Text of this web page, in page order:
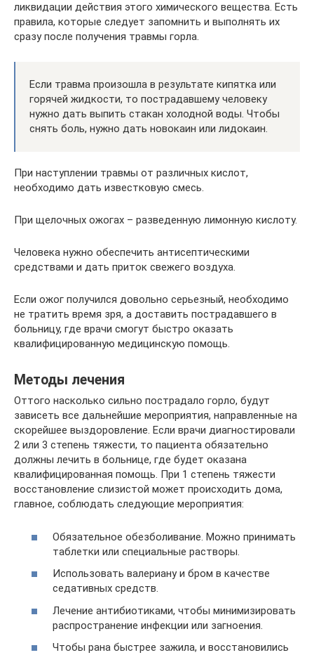
ликвидации действия этого химического вещества. Есть
правила, которые следует запомнить и выполнять их
сразу после получения травмы горла.
Если травма произошла в результате кипятка или
горячей жидкости, то пострадавшему человеку
нужно дать выпить стакан холодной воды. Чтобы
снять боль, нужно дать новокаин или лидокаин.
При наступлении травмы от различных кислот,
необходимо дать известковую смесь.
При щелочных ожогах – разведенную лимонную кислоту.
Человека нужно обеспечить антисептическими
средствами и дать приток свежего воздуха.
Если ожог получился довольно серьезный, необходимо
не тратить время зря, а доставить пострадавшего в
больницу, где врачи смогут быстро оказать
квалифицированную медицинскую помощь.
Методы лечения
Оттого насколько сильно пострадало горло, будут
зависеть все дальнейшие мероприятия, направленные на
скорейшее выздоровление. Если врачи диагностировали
2 или 3 степень тяжести, то пациента обязательно
должны лечить в больнице, где будет оказана
квалифицированная помощь. При 1 степень тяжести
восстановление слизистой может происходить дома,
главное, соблюдать следующие мероприятия:
Обязательное обезболивание. Можно принимать
таблетки или специальные растворы.
Использовать валериану и бром в качестве
седативных средств.
Лечение антибиотиками, чтобы минимизировать
распространение инфекции или загноения.
Чтобы рана быстрее зажила, и восстановились